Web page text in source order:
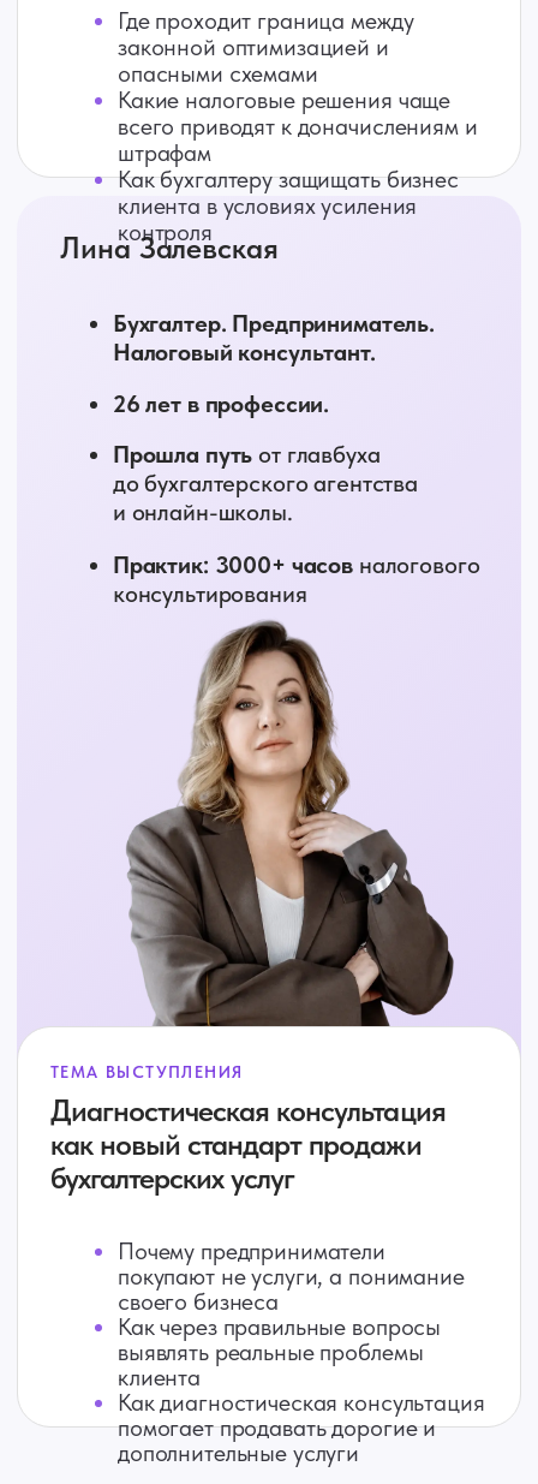
Entera - облачный мультисервис полного
цикла работы с первичкой.
Распознавание, ввод в 1С, акты сверки,
электронный архив и ЭДО - в одном
Бухдата - это система мгновенного
аудита данных бухгалтерского и
руководителю или главному бухгалтеру
прозрачный контроль качества учета,
работы команды и ключевых зон риска
Первая в россии ассоциация экспертов и
бизнеса
Ofexsys — уникальная система для
бухгалтерских аутсорсинговых компаний,
позволяющая запустить новую услугу по
управлению бизнесом через финансовый
Бухэксперт — справочная платформа для
бухгалтеров, которая помогает
бухгалтерам вести грамотный учет для
бизнеса. Эксперты платформы создают
подробные пошаговые инструкции и
проводят онлайн-семинары для всех, кто
1CPNL.ru — модуль управленческого
учёта, который работает прямо в 1С.
Мы объединяем бухгалтерский и
управленческий учёт в одной системе,
Excel, двойного ввода и переноса данных
в сторонние сервисы.
Выберите вариант
участия